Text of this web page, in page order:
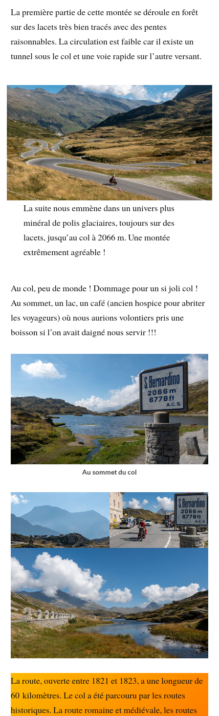
La première partie de cette montée se déroule en forêt
sur des lacets très bien tracés avec des pentes
raisonnables. La circulation est faible car il existe un
tunnel sous le col et une voie rapide sur l’autre versant.
La suite nous emmène dans un univers plus
minéral de polis glaciaires, toujours sur des
lacets, jusqu’au col à 2066 m. Une montée
extrêmement agréable !
Au col, peu de monde ! Dommage pour un si joli col !
Au sommet, un lac, un café (ancien hospice pour abriter
les voyageurs) où nous aurions volontiers pris une
boisson si l’on avait daigné nous servir !!!
Au sommet du col
La route, ouverte entre 1821 et 1823, a une longueur de
60 kilomètres. Le col a été parcouru par les routes
historiques. La route romaine et médiévale, les routes